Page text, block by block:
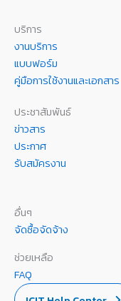
บริการ
งานบริการ
แบบฟอร์ม
คู่มือการใช้งานและเอกสาร
ประชาสัมพันธ์
ข่าวสาร
ประกาศ
รับสมัครงาน
อื่นๆ
จัดซื้อจัดจ้าง
ช่วยเหลือ
FAQ